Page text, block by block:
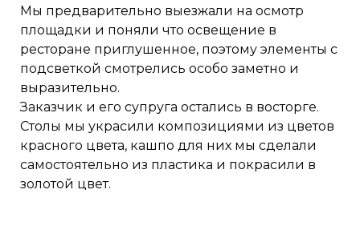
Мы предварительно выезжали на осмотр
площадки и поняли что освещение в
ресторане приглушенное, поэтому элементы с
подсветкой смотрелись особо заметно и
выразительно.
Заказчик и его супруга остались в восторге.
Столы мы украсили композициями из цветов
красного цвета, кашпо для них мы сделали
самостоятельно из пластика и покрасили в
золотой цвет.